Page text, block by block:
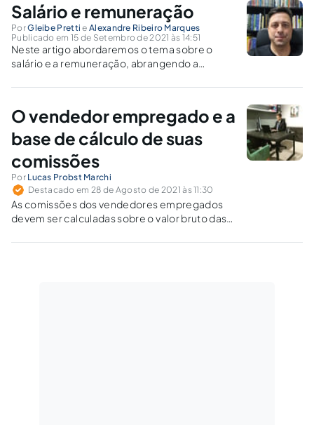
Salário e remuneração
PorGleibe Pretti eAlexandre Ribeiro Marques
Publicado em 15 de Setembro de 2021 às 14:51
Neste artigo abordaremos o tema sobre o
salário e a remuneração, abrangendo a
características e os tipos do salário, tipos de
O vendedor empregado e a
base de cálculo de suas
comissões
Por Lucas Probst Marchi
Destacado em 28 de Agosto de 2021 às 11:30
As comissões dos vendedores empregados
devem ser calculadas sobre o valor bruto das
apenas no caso de previsão em lei ou em